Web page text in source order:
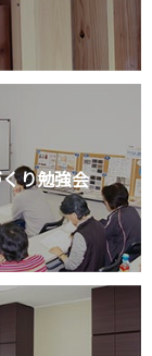
り勉強会